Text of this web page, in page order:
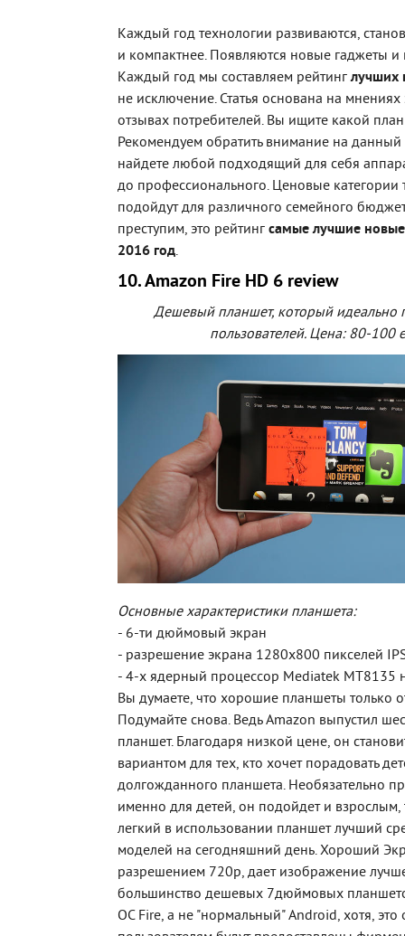
Каждый год технологии развиваются,
и компактнее. Появляются новые гаджеты и
Каждый год мы составляем рейтинглучших
не исключение. Статья основана на мнениях
отзывах потребителей. Вы ищите какой
Рекомендуем обратить внимание на
найдете любой подходящий для себя
до профессионального. Ценовые категории
подойдут для различного семейного
преступим, это рейтинг самые лучшие
2016 год.
10. Amazon Fire HD 6 review
Дешевый планшет, который идеально
пользователей. Цена: 80-100
Основные характеристики планшета:
- 6-ти дюймовый экран
- разрешение экрана 1280х800 пикселей
- 4-х ядерный процессор Mediatek MT8135
Вы думаете, что хорошие планшеты только
Подумайте снова. Ведь Amazon выпустил
планшет. Благодаря низкой цене, он
вариантом для тех, кто хочет порадовать
долгожданного планшета. Необязательно
именно для детей, он подойдет и взрослым,
легкий в использовании планшет лучший
моделей на сегодняшний день. Хороший
разрешением 720p, дает изображение
большинство дешевых 7дюймовых
ОС Fire, а не "нормальный" Android, хотя, это